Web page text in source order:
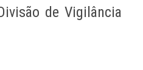
de Vigilância